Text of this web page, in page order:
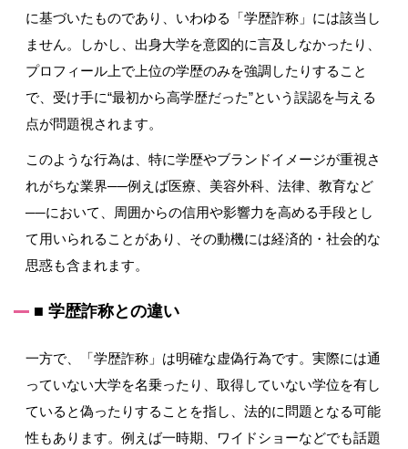
に基づいたものであり、いわゆる「学歴詐称」には該当し
ません。しかし、出身大学を意図的に言及しなかったり、
プロフィール上で上位の学歴のみを強調したりすること
で、受け手に“最初から高学歴だった”という誤認を与える
点が問題視されます。
このような行為は、特に学歴やブランドイメージが重視さ
れがちな業界──例えば医療、美容外科、法律、教育など
──において、周囲からの信用や影響力を高める手段とし
て用いられることがあり、その動機には経済的・社会的な
思惑も含まれます。
■ 学歴詐称との違い
一方で、「学歴詐称」は明確な虚偽行為です。実際には通
っていない大学を名乗ったり、取得していない学位を有し
ていると偽ったりすることを指し、法的に問題となる可能
性もあります。例えば一時期、ワイドショーなどでも話題